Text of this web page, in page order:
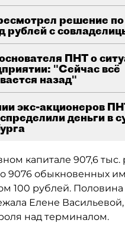
решение
рублей с
ПНТ о
"Сейчас всё
назад"
экс-акционеров
деньги в
капитале 907,6
9076 обыкновенных
100 рублей. Половина
Елене Васильевой,
над терминалом.